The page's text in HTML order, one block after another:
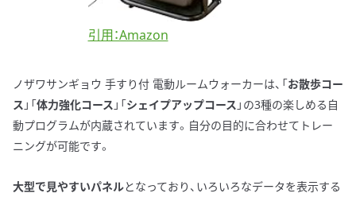
引用：Amazon
ノザワサンギョウ 手すり付 電動ルームウォーカーは、「お散歩コー
ス 」「体力強化コース 」「シェイプアップコース 」の3種の楽しめる自
動プログラムが内蔵されています。自分の目的に合わせてトレー
ニングが可能です。
大型で見やすいパネルとなっており、いろいろなデータを表示する